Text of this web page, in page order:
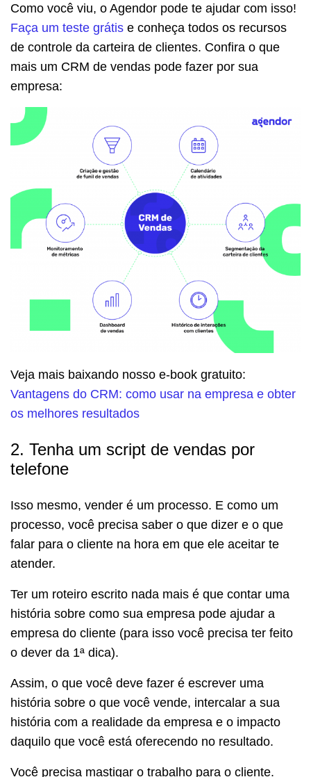
Como você viu, o Agendor pode te ajudar com isso!
Faça um teste grátis e conheça todos os recursos
de controle da carteira de clientes. Confira o que
mais um CRM de vendas pode fazer por sua
empresa:
Veja mais baixando nosso e-book gratuito:
Vantagens do CRM: como usar na empresa e obter
os melhores resultados
2. Tenha um script de vendas por
telefone
Isso mesmo, vender é um processo. E como um
processo, você precisa saber o que dizer e o que
falar para o cliente na hora em que ele aceitar te
atender.
Ter um roteiro escrito nada mais é que contar uma
história sobre como sua empresa pode ajudar a
empresa do cliente (para isso você precisa ter feito
o dever da 1ª dica).
Assim, o que você deve fazer é escrever uma
história sobre o que você vende, intercalar a sua
história com a realidade da empresa e o impacto
daquilo que você está oferecendo no resultado.
Você precisa mastigar o trabalho para o cliente.